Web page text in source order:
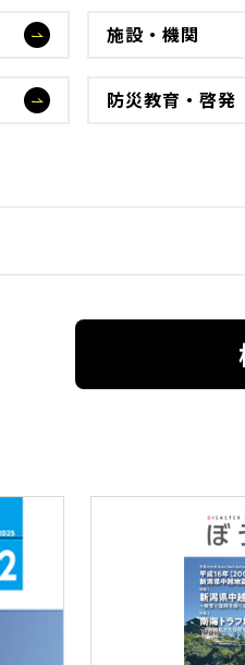
施設・機関
防災教育・啓発